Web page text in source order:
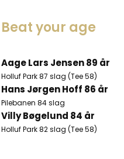
Beat your age ​
Aage Lars Jensen 89 år
Holluf Park​ 87 slag (Tee 58)
Hans Jørgen Hoff 86 år
Pilebanen 84 slag
Villy Bøgelund 84 år
Holluf Park​ 82 slag (Tee 58)